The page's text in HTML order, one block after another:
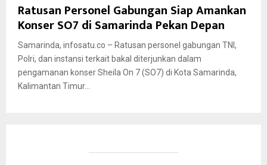
Ratusan Personel Gabungan Siap Amankan
Konser SO7 di Samarinda Pekan Depan
Samarinda, infosatu.co – Ratusan personel gabungan TNI,
Polri, dan instansi terkait bakal diterjunkan dalam
pengamanan konser Sheila On 7 (SO7) di Kota Samarinda,
Kalimantan Timur...